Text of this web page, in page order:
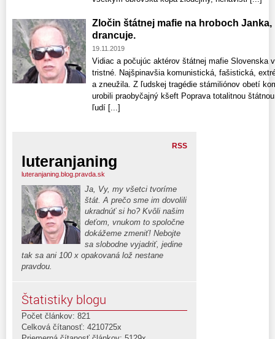
Zločin štátnej mafie na hroboch
drancuje.
19.11.2019
Vidiac a počujúc aktérov štátnej mafie Slovenska
tristné. Najšpinavšia komunistická, fašistická,
a zneužila. Z ľudskej tragédie stámiliónov obetí
urobili praobyčajný kšeft Poprava totalitnou
ľudí [...]
RSS
luteranjaning
luteranjaning.blog.pravda.sk
Ja, Vy, my všetci tvoríme
štát. A prečo sme im dovolili
ukradnúť si ho? Kvôli našim
deťom, vnukom to spoločne
dokážeme zmeniť! Nebojte
sa slobodne vyjadriť, jedine
tak sa ani 100 x opakovaná lož nestane
pravdou.
Štatistiky blogu
Počet článkov: 821
Celková čítanosť: 4210725x